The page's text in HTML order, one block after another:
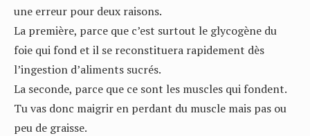
une erreur pour deux raisons.
La première, parce que c’est surtout le glycogène du
foie qui fond et il se reconstituera rapidement dès
l’ingestion d’aliments sucrés.
La seconde, parce que ce sont les muscles qui fondent.
Tu vas donc maigrir en perdant du muscle mais pas ou
peu de graisse.